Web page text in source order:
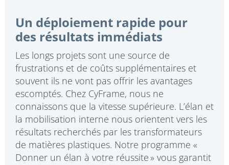
Un déploiement rapide pour
des résultats immédiats
Les longs projets sont une source de
frustrations et de coûts supplémentaires et
souvent ils ne vont pas offrir les avantages
escomptés. Chez CyFrame, nous ne
connaissons que la vitesse supérieure. L’élan et
la mobilisation interne nous orientent vers les
résultats recherchés par les transformateurs
de matières plastiques. Notre programme «
Donner un élan à votre réussite » vous garantit